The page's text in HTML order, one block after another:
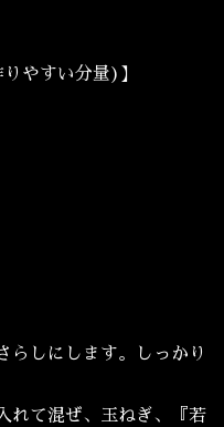
やすい分量)】
しにします。しっかり
れて混ぜ、玉ねぎ、『若